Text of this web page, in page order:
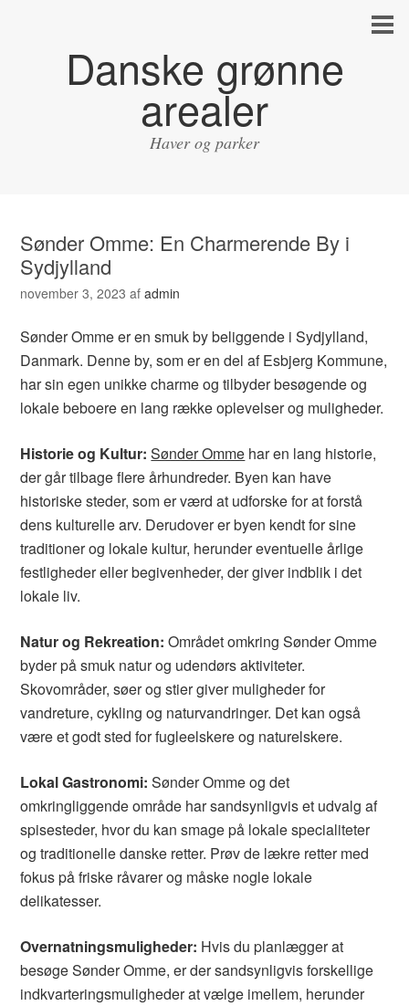
Danske grønne
arealer
Haver og parker
Sønder Omme: En Charmerende By i
Sydjylland
november 3, 2023 afadmin
Sønder Omme er en smuk by beliggende i Sydjylland,
Danmark. Denne by, som er en del af Esbjerg Kommune,
har sin egen unikke charme og tilbyder besøgende og
lokale beboere en lang række oplevelser og muligheder.
Historie og Kultur: Sønder Omme har en lang historie,
der går tilbage flere århundreder. Byen kan have
historiske steder, som er værd at udforske for at forstå
dens kulturelle arv. Derudover er byen kendt for sine
traditioner og lokale kultur, herunder eventuelle årlige
festligheder eller begivenheder, der giver indblik i det
lokale liv.
Natur og Rekreation: Området omkring Sønder Omme
byder på smuk natur og udendørs aktiviteter.
Skovområder, søer og stier giver muligheder for
vandreture, cykling og naturvandringer. Det kan også
være et godt sted for fugleelskere og naturelskere.
Lokal Gastronomi: Sønder Omme og det
omkringliggende område har sandsynligvis et udvalg af
spisesteder, hvor du kan smage på lokale specialiteter
og traditionelle danske retter. Prøv de lækre retter med
fokus på friske råvarer og måske nogle lokale
delikatesser.
Overnatningsmuligheder: Hvis du planlægger at
besøge Sønder Omme, er der sandsynligvis forskellige
indkvarteringsmuligheder at vælge imellem, herunder